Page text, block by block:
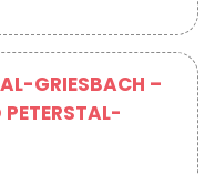
GRIESBACH –